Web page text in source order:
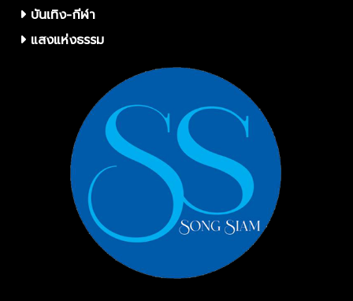
บันเทิง-กีฬา
แสงแห่งธรรม